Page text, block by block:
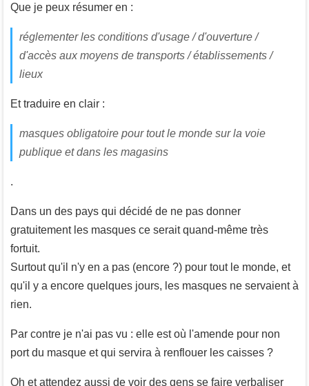
Que je peux résumer en :
réglementer les conditions d'usage / d'ouverture /
d'accès aux moyens de transports / établissements /
lieux
Et traduire en clair :
masques obligatoire pour tout le monde sur la voie
publique et dans les magasins
.
Dans un des pays qui décidé de ne pas donner
gratuitement les masques ce serait quand-même très
fortuit.
Surtout qu'il n'y en a pas (encore ?) pour tout le monde, et
qu'il y a encore quelques jours, les masques ne servaient à
rien.
Par contre je n'ai pas vu : elle est où l'amende pour non
port du masque et qui servira à renflouer les caisses ?
Oh et attendez aussi de voir des gens se faire verbaliser